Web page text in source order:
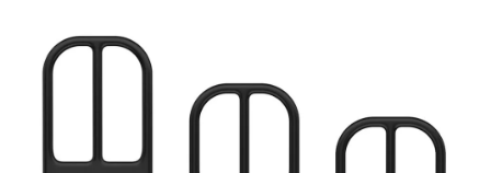
hvězdiček.